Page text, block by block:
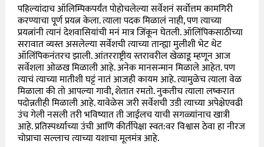
पहिल्यांदाच ऑलिम्पिकपर्यंत पोहोचलेल्या सर्वेशनं सर्वोत्तम कामगिरी
करण्याचा पूर्ण प्रयत्न केला. त्याला पदक मिळालं नाही, पण त्याच्या
प्रयत्नांनी त्यानं देशवासियांची मनं मात्र जिंकून घेतली. ऑलिंपिकसाठीच्या
सरावात व्यस्त असलेल्या सर्वेशची त्याच्या तान्ह्या मुलीशी भेट थेट
ऑलिंपिकनंतरच झाली. आंतरराष्ट्रीय स्तरावरील खेळाडू म्हणून आज
सर्वेशला ओळख मिळाली आहे. अनेक मानसन्मान मिळाले आहेत. पण
त्याचं त्याच्या मातीशी घट्टं नातं आजही कायम आहे. त्यामुळेच त्याला वेळ
मिळाला की तो आपल्या गावी, शेतात रमतो. नुकतीच त्याला लष्करात
पदोन्नतीही मिळाली आहे. यावेळेस जरी सर्वेशची उडी त्याच्या अपेक्षेएवढी
उंच गेली नसली तरी भविष्यात ती जाईलच याची सगळ्यांनाच खात्री
आहे. प्रतिस्पर्ध्याच्या उंची आणि कीर्तीपेक्षा स्वत:वर विश्वास ठेवा हा नीरज
चोप्राचा सल्लाच त्याच्या यशाचा मूलमंत्र आहे.